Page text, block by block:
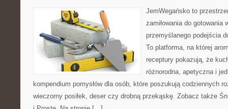
JemWegańsko to
zamiłowania do gotowania
przemyślanego podejścia
To platforma, na której
receptury pokazują, że
różnorodna, apetyczna i
kompendium pomysłów dla osób, które poszukują codziennych
wieczorny posiłek, deser czy drobną przekąskę. Zobacz także